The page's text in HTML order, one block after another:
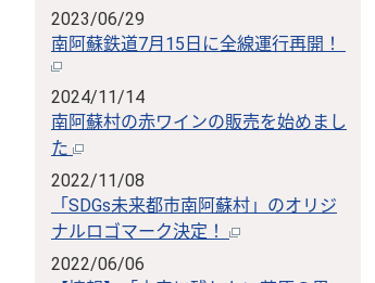
2023/06/29
南阿蘇鉄道7月15日に全線運行再開！
2024/11/14
南阿蘇村の赤ワインの販売を始めまし
た
2022/11/08
「SDGs未来都市南阿蘇村」のオリジ
ナルロゴマーク決定！
2022/06/06